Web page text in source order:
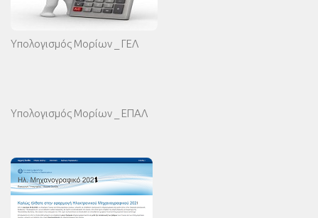
Υπολογισμός Μορίων _ ΓΕΛ
Υπολογισμός Μορίων _ ΕΠΑΛ